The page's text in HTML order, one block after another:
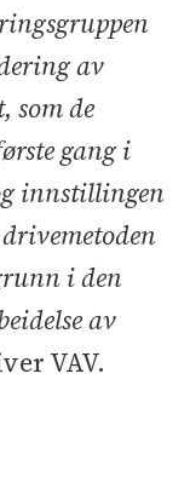
av
som de
gang i
innstillingen
i den
av
VAV.